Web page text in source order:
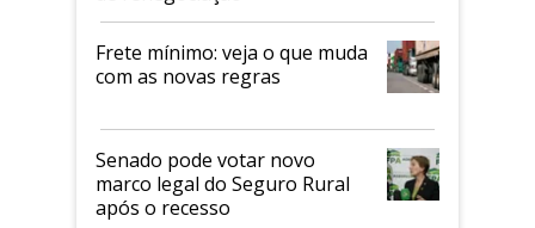
Frete mínimo: veja o que muda
com as novas regras
Senado pode votar novo
marco legal do Seguro Rural
após o recesso